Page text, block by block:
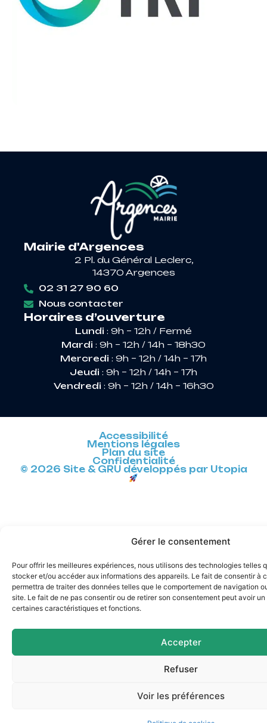
Gérer le consentement
Pour offrir les meilleures expériences, nous utilisons des technologies telles
stocker et/ou accéder aux informations des appareils. Le fait de consentir à
permettra de traiter des données telles que le comportement de navigation
site. Le fait de ne pas consentir ou de retirer son consentement peut avoir
certaines caractéristiques et fonctions.
Accepter
Refuser
Voir les préférences
Mairie d'Argences
2 Pl. du Général Leclerc,
14370 Argences
02 31 27 90 60
Nous contacter
Horaires d’ouverture
Lundi : 9h – 12h / Fermé
Mardi : 9h – 12h / 14h – 18h30
Mercredi : 9h – 12h / 14h – 17h
Jeudi : 9h – 12h / 14h – 17h
Vendredi : 9h – 12h / 14h – 16h30
Accessibilité
Mentions légales
Plan du site
Confidentialité
© 2026 Site & GRU développés par Utopia